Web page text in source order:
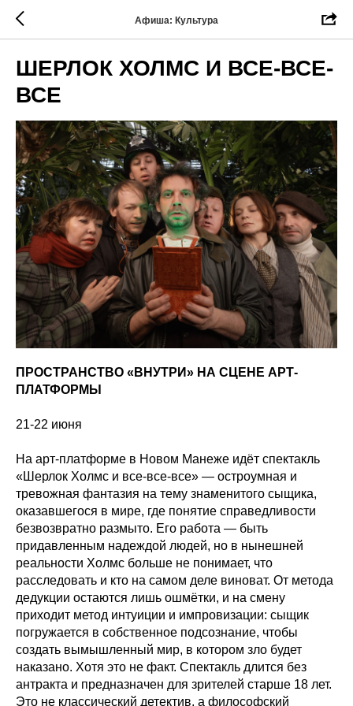
Афиша: Культура
ШЕРЛОК ХОЛМС И ВСЕ-ВСЕ-
ВСЕ
ПРОСТРАНСТВО «ВНУТРИ» НА СЦЕНЕ АРТ-
ПЛАТФОРМЫ
21-22 июня
На арт-платформе в Новом Манеже идёт спектакль
«Шерлок Холмс и все-все-все» — остроумная и
тревожная фантазия на тему знаменитого сыщика,
оказавшегося в мире, где понятие справедливости
безвозвратно размыто. Его работа — быть
придавленным надеждой людей, но в нынешней
реальности Холмс больше не понимает, что
расследовать и кто на самом деле виноват. От метода
дедукции остаются лишь ошмётки, и на смену
приходит метод интуиции и импровизации: сыщик
погружается в собственное подсознание, чтобы
создать вымышленный мир, в котором зло будет
наказано. Хотя это не факт. Спектакль длится без
антракта и предназначен для зрителей старше 18 лет.
Это не классический детектив, а философский